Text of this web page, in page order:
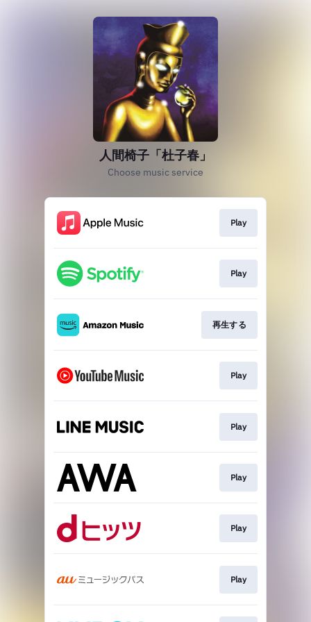
人間椅子「杜子春」
Choose music service
Play
Play
再生する
Play
Play
Play
Play
Play